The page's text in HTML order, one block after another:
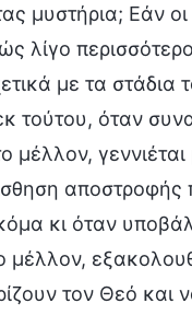
μυστήρια; Εάν
λίγο
με τα στάδια
τούτου, όταν
μέλλον,
αποστροφής
κι όταν
μέλλον,
τον Θεό και